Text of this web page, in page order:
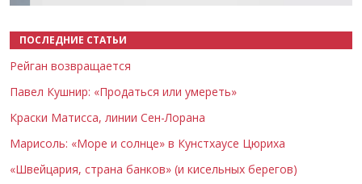
ПОСЛЕДНИЕ СТАТЬИ
Рейган возвращается
Павел Кушнир: «Продаться или умереть»
Краски Матисса, линии Сен-Лорана
Марисоль: «Море и солнце» в Кунстхаусе Цюриха
«Швейцария, страна банков» (и кисельных берегов)